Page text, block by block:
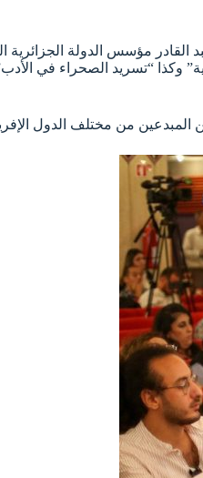
والذاكرة الجماعية من خلال سلسلة من الندوات والمحاضرات، أبرزها “ثمانينية مجازر 8 ماي
المبدعين من مختلف الدول